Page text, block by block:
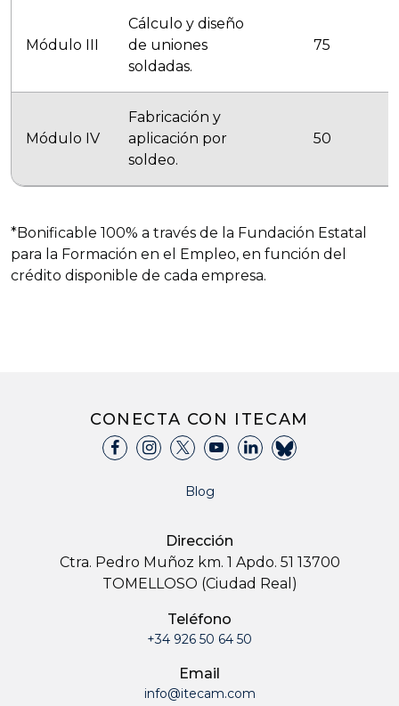
Módulo III
Cálculo y diseño
de uniones
soldadas.
75
Módulo IV
Fabricación y
aplicación por
soldeo.
50
*Bonificable 100% a través de la Fundación Estatal
para la Formación en el Empleo, en función del
crédito disponible de cada empresa.
CONECTA CON ITECAM
Blog
Dirección
Ctra. Pedro Muñoz km. 1 Apdo. 51 13700
TOMELLOSO (Ciudad Real)
Teléfono
+34 926 50 64 50
Email
info@itecam.com